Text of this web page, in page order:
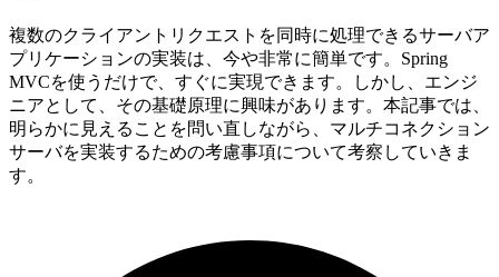
複数のクライアントリクエストを同時に処理できるサーバア
プリケーションの実装は、今や非常に簡単です。Spring
MVCを使うだけで、すぐに実現できます。しかし、エンジ
ニアとして、その基礎原理に興味があります。本記事では、
明らかに見えることを問い直しながら、マルチコネクション
サーバを実装するための考慮事項について考察していきま
す。